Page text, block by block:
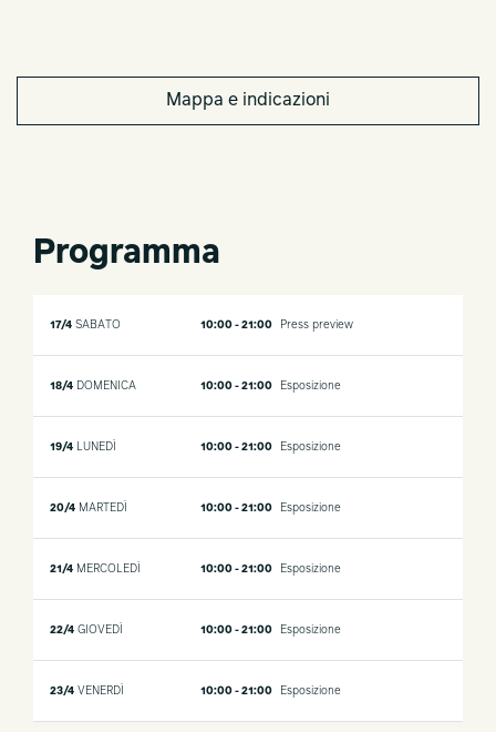
Mappa e indicazioni
Programma
17/4 SABATO 10:00 - 21:00 Press preview
18/4 DOMENICA 10:00 - 21:00 Esposizione
19/4 LUNEDÌ 10:00 - 21:00 Esposizione
20/4 MARTEDÌ 10:00 - 21:00 Esposizione
21/4 MERCOLEDÌ 10:00 - 21:00 Esposizione
22/4 GIOVEDÌ 10:00 - 21:00 Esposizione
23/4 VENERDÌ 10:00 - 21:00 Esposizione